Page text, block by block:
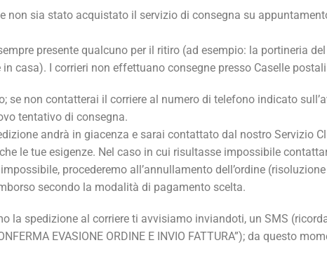
non sia stato acquistato il servizio di consegna su
presente qualcuno per il ritiro (ad esempio: la portineria
casa). I corrieri non effettuano consegne presso Caselle
se non contatterai il corriere al numero di telefono indicato
tentativo di consegna.
andrà in giacenza e sarai contattato dal nostro Servizio
le tue esigenze. Nel caso in cui risultasse impossibile
procederemo all’annullamento dell’ordine
secondo la modalità di pagamento scelta.
la spedizione al corriere ti avvisiamo inviandoti, un SMS
EVASIONE ORDINE E INVIO FATTURA”); da questo